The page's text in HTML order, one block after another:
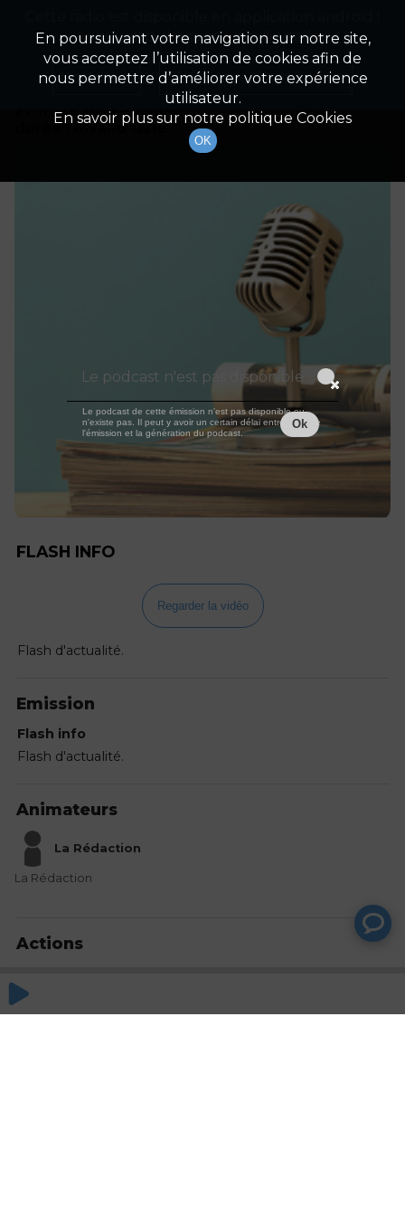
Détails De L'épisode
27 mars 2021
à 15h00
durée : Invalid date
FLASH INFO
Regarder la vidéo
Flash d'actualité.
Emission
Flash info
Flash d'actualité.
Animateurs
La Rédaction
La Rédaction
Actions
En poursuivant votre navigation sur notre site,
vous acceptez l’utilisation de cookies afin de
nous permettre d’améliorer votre expérience
utilisateur.
En savoir plus sur notre politique Cookies
OK
Appuyez ci-dessous pour l'installer.
Non merci Télécharger l'application
Le podcast n'est pas disponible
Le podcast de cette émission n'est pas disponible ou
n'existe pas. Il peut y avoir un certain délai entre la fin de
l'émission et la génération du podcast.
Ok